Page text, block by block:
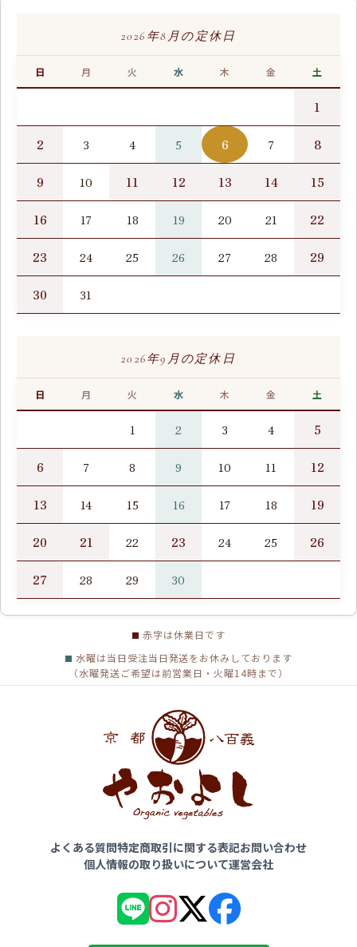
2026年8月の定休日
日 月 火 水 木 金 土
1
2 3 4 5 6 7 8
9 10 11 12 13 14 15
16 17 18 19 20 21 22
23 24 25 26 27 28 29
30 31
2026年9月の定休日
日 月 火 水 木 金 土
1 2 3 4 5
6 7 8 9 10 11 12
13 14 15 16 17 18 19
20 21 22 23 24 25 26
27 28 29 30
赤字は休業日です
水曜は当日受注当日発送をお休みしております
（水曜発送ご希望は前営業日・火曜14時まで）
よくある質問特定商取引に関する表記お問い合わせ
個人情報の取り扱いについて運営会社